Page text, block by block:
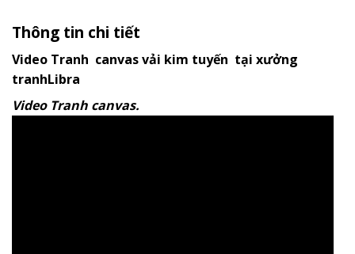
Thông tin chi tiết
Video Tranh canvas vải kim tuyến tại xưởng
tranhLibra
Video Tranh canvas.